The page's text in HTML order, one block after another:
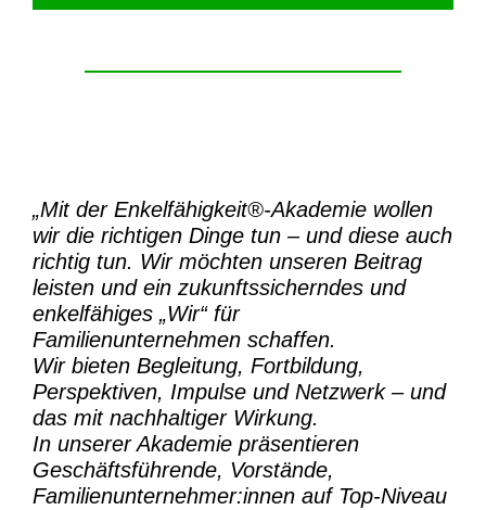
„Mit der Enkelfähigkeit®-Akademiewollen
wir die richtigen Dinge tun – und diese auch
richtig tun. Wir möchten unseren Beitrag
leisten und ein zukunftssicherndes und
enkelfähiges „Wir“ für
Familienunternehmen schaffen.
Wir bieten Begleitung, Fortbildung,
Perspektiven, Impulse und Netzwerk – und
das mit nachhaltiger Wirkung.
In unserer Akademie präsentieren
Geschäftsführende, Vorstände,
Familienunternehmer:innen auf Top-Niveau